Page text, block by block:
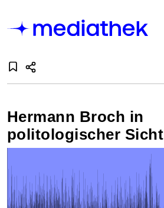
Hermann Broch in
politologischer Sicht